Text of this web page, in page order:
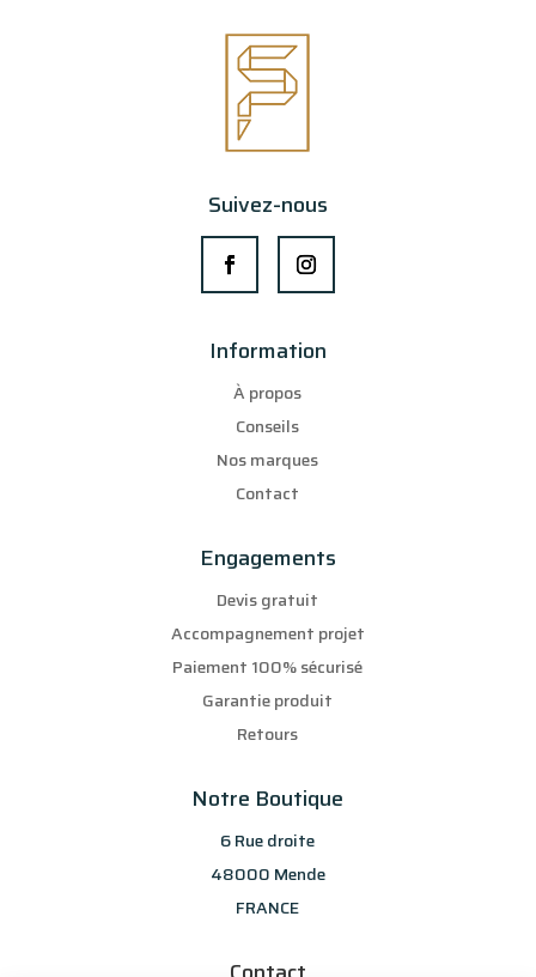
Suivez-nous
Information
À propos
Conseils
Nos marques
Contact
Engagements
Devis gratuit
Accompagnement projet
Paiement 100% sécurisé
Garantie produit
Retours
Notre Boutique
6 Rue droite
48000 Mende
FRANCE